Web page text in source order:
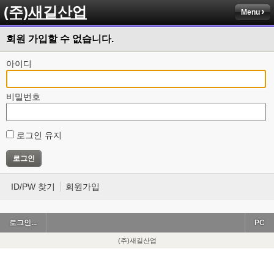
(주)새길산업 Menu
회원 가입할 수 없습니다.
아이디
비밀번호
로그인 유지
ID/PW 찾기 회원가입
로그인... PC
(주)새길산업